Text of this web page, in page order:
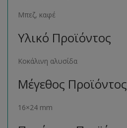
Μπεζ, καφέ
Υλικό Προϊόντος
Κοκάλινη αλυσίδα
Μέγεθος Προϊόντος
16×24 mm